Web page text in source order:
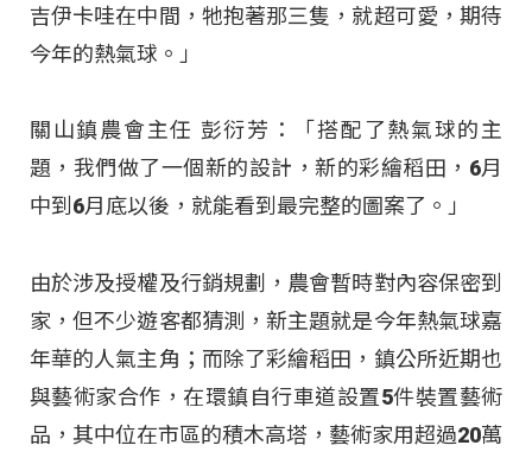
吉伊卡哇在中間，牠抱著那三隻，就超可愛，期待
今年的熱氣球 。」
關山鎮農會主任 彭衍芳：「搭配了熱氣球的主
題，我們做了一個新的設計，新的彩繪稻田，6月
中到6月底以後，就能看到最完整的圖案了 。」
由於涉及授權及行銷規劃，農會暫時對內容保密到
家，但不少遊客都猜測，新主題就是今年熱氣球嘉
年華的人氣主角；而除了彩繪稻田，鎮公所近期也
與藝術家合作，在環鎮自行車道設置5件裝置藝術
品，其中位在市區的積木高塔，藝術家用超過20萬